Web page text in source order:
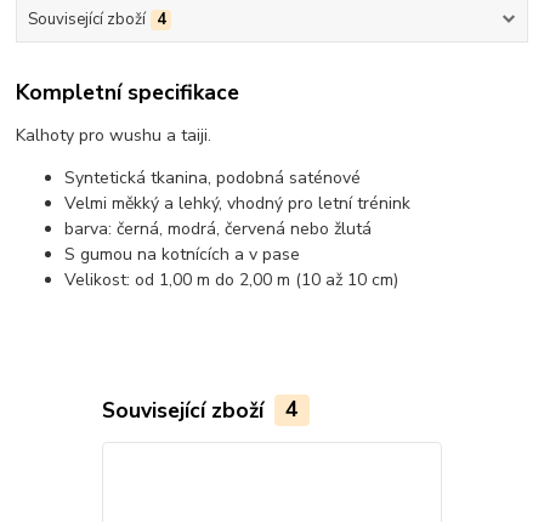
Související zboží 4
Kompletní specifikace
Kalhoty pro wushu a taiji.
Syntetická tkanina, podobná saténové
Velmi měkký a lehký, vhodný pro letní trénink
barva: černá, modrá, červená nebo žlutá
S gumou na kotnících a v pase
Velikost: od 1,00 m do 2,00 m (10 až 10 cm)
Související zboží 4